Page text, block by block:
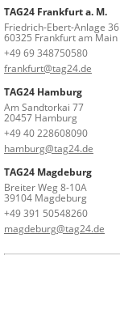
TAG24 Frankfurt a. M.
Friedrich-Ebert-Anlage 36
60325 Frankfurt am Main
+49 69 348750580
frankfurt@tag24.de
TAG24 Hamburg
Am Sandtorkai 77
20457 Hamburg
+49 40 228608090
hamburg@tag24.de
TAG24 Magdeburg
Breiter Weg 8-10A
39104 Magdeburg
+49 391 50548260
magdeburg@tag24.de